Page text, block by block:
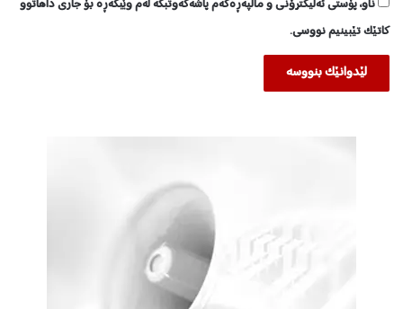
ت ناو، پۆستی ئەلیکترۆنی و ماڵپەڕەکەم پاشەکەوتبکە لەم وێبگەڕە بۆ جاری داهاتوو
کاتێک تێبینیم نووسی.